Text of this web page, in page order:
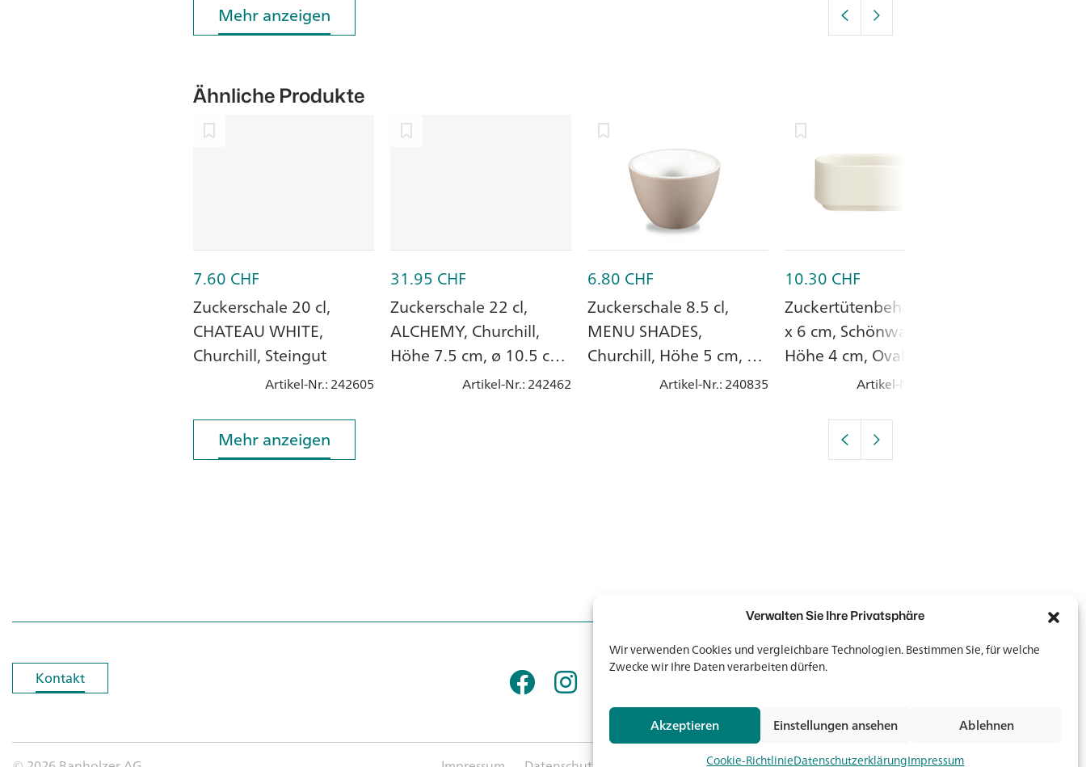
Verwalten Sie Ihre Privatsphäre
Wir verwenden Cookies und vergleichbare Technologien. Bestimmen Sie, für welche
Zwecke wir Ihre Daten verarbeiten dürfen.
Akzeptieren Ablehnen
Einstellungen ansehen
Cookie-RichtlinieDatenschutzerklärungImpressum
Mehr anzeigen
Mehr anzeigen
Ähnliche Produkte
7.60 CHF
Zuckerschale 20 cl,
CHATEAU WHITE,
Churchill, Steingut
Artikel-Nr.: 242605
31.95 CHF
Zuckerschale 22 cl,
ALCHEMY, Churchill,
Höhe 7.5 cm, ø 10.5 cm,
Platinum, Steingut
Artikel-Nr.: 242462
6.80 CHF
Zuckerschale 8.5 cl,
MENU SHADES,
Churchill, Höhe 5 cm, ø
7 cm, Rund, Smoke,
Artikel-Nr.: 240835
10.30 CHF
Zuckertütenbehälter 10
x 6 cm, Schönwald,
Höhe 4 cm, Oval, Uni
Weiss, Porzellan
Artikel-Nr.
Mehr anzeigen
Mehr anzeigen
Kontakt
Kontakt